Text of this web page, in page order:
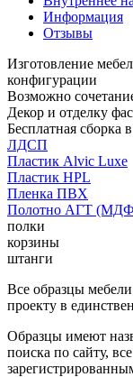
Информация
Отзывы
Изготовление
конфигурации
Возможно
Декор и отделку
Бесплатная сборка
ЛДСП
Пластик Alvic Luxe
Пластик HPL
Пленка ПВХ
Полотно АГТ
полки
корзины
штанги
Все образцы
проекту в
Образцы имеют
поиска по сайту,